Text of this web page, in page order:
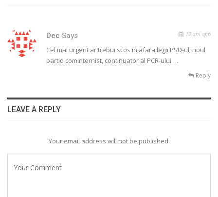
Dec Says 12 ani ago
Cel mai urgent ar trebui scos in afara legii PSD-ul; noul
partid cominternist, continuator al PCR-ului….
Reply
LEAVE A REPLY
Your email address will not be published.